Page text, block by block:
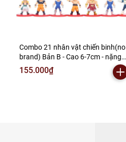
Combo 21 nhân vật chiến binh(no
brand) Bản B - Cao 6-7cm - nặng
300gram - no box , bọc túi opp -
SKU :DB145a ( VAT 002-02-130 ) -
155.000₫